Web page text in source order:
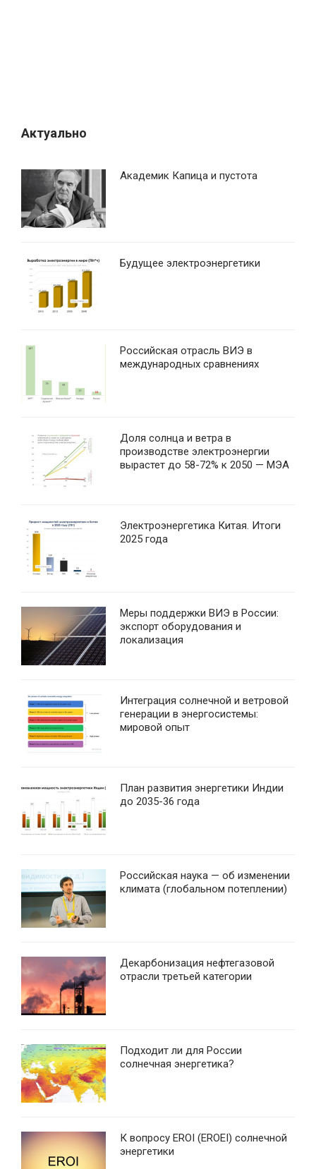
я
Актуально
Академик Капица и пустота
Будущее электроэнергетики
Российская отрасль ВИЭ в
международных сравнениях
Доля солнца и ветра в
производстве электроэнергии
вырастет до 58-72% к 2050 — МЭА
Электроэнергетика Китая. Итоги
2025 года
Меры поддержки ВИЭ в России:
экспорт оборудования и
локализация
Интеграция солнечной и ветровой
генерации в энергосистемы:
мировой опыт
План развития энергетики Индии
до 2035-36 года
Российская наука — об изменении
климата (глобальном потеплении)
Декарбонизация нефтегазовой
отрасли третьей категории
Подходит ли для России
солнечная энергетика?
К вопросу EROI (EROEI) солнечной
энергетики